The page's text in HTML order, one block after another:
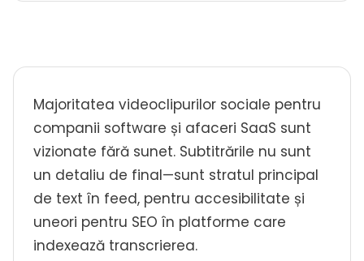
Majoritatea videoclipurilor sociale pentru
companii software și afaceri SaaS sunt
vizionate fără sunet. Subtitrările nu sunt
un detaliu de final—sunt stratul principal
de text în feed, pentru accesibilitate și
uneori pentru SEO în platforme care
indexează transcrierea.